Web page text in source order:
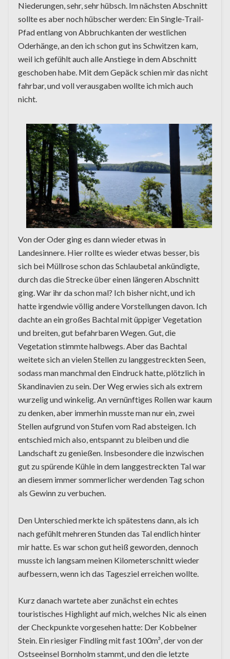
Niederungen, sehr, sehr hübsch. Im nächsten Abschnitt
sollte es aber noch hübscher werden: Ein Single-Trail-
Pfad entlang von Abbruchkanten der westlichen
Oderhänge, an den ich schon gut ins Schwitzen kam,
weil ich gefühlt auch alle Anstiege in dem Abschnitt
geschoben habe. Mit dem Gepäck schien mir das nicht
fahrbar, und voll verausgaben wollte ich mich auch
nicht.
Von der Oder ging es dann wieder etwas in
Landesinnere. Hier rollte es wieder etwas besser, bis
sich bei Müllrose schon das Schlaubetal ankündigte,
durch das die Strecke über einen längeren Abschnitt
ging. War ihr da schon mal? Ich bisher nicht, und ich
hatte irgendwie völlig andere Vorstellungen davon. Ich
dachte an ein großes Bachtal mit üppiger Vegetation
und breiten, gut befahrbaren Wegen. Gut, die
Vegetation stimmte halbwegs. Aber das Bachtal
weitete sich an vielen Stellen zu langgestreckten Seen,
sodass man manchmal den Eindruck hatte, plötzlich in
Skandinavien zu sein. Der Weg erwies sich als extrem
wurzelig und winkelig. An vernünftiges Rollen war kaum
zu denken, aber immerhin musste man nur ein, zwei
Stellen aufgrund von Stufen vom Rad absteigen. Ich
entschied mich also, entspannt zu bleiben und die
Landschaft zu genießen. Insbesondere die inzwischen
gut zu spürende Kühle in dem langgestreckten Tal war
an diesem immer sommerlicher werdenden Tag schon
als Gewinn zu verbuchen.
Den Unterschied merkte ich spätestens dann, als ich
nach gefühlt mehreren Stunden das Tal endlich hinter
mir hatte. Es war schon gut heiß geworden, dennoch
musste ich langsam meinen Kilometerschnitt wieder
aufbessern, wenn ich das Tagesziel erreichen wollte.
Kurz danach wartete aber zunächst ein echtes
touristisches Highlight auf mich, welches Nic als einen
der Checkpunkte vorgesehen hatte: Der Kobbelner
Stein. Ein riesiger Findling mit fast 100m³, der von der
Ostseeinsel Bornholm stammt, und den die letzte